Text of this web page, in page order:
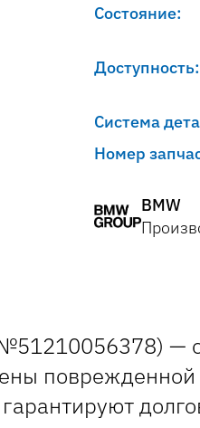
Состояние:
Доступность:
Система
Номер
BMW
—